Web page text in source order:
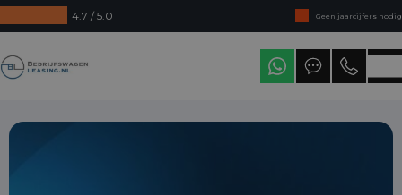
4.7 / 5.0
Geen jaarcijfers nodig
Direct uit voorraad leverbaar
Levering in heel Nederland